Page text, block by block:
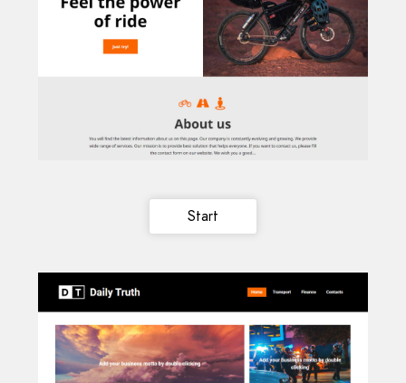
Start